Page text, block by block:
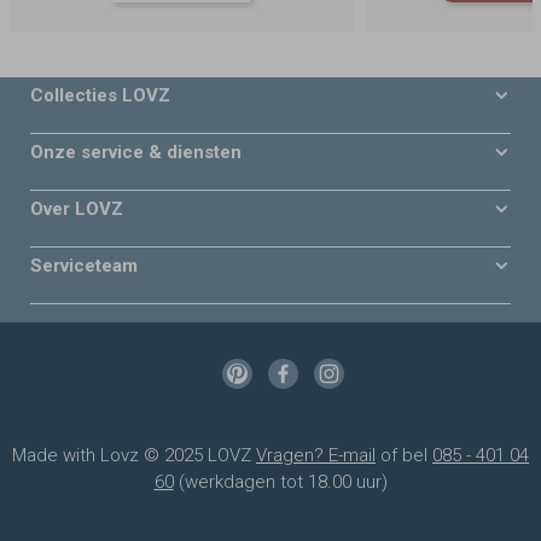
Collecties LOVZ
Onze service & diensten
Over LOVZ
Serviceteam
Made with Lovz © 2025 LOVZ Vragen? E-mail of bel 085 - 401 04
60(werkdagen tot 18.00 uur)